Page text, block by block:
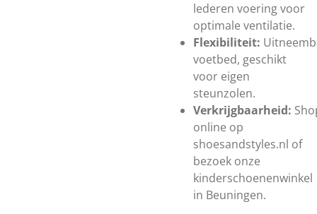
lederen voering voor
optimale ventilatie.
Flexibiliteit:
voetbed, geschikt
voor eigen
steunzolen.
Verkrijgbaarheid:
online op
shoesandstyles.nl of
bezoek onze
kinderschoenenwinkel
in Beuningen.